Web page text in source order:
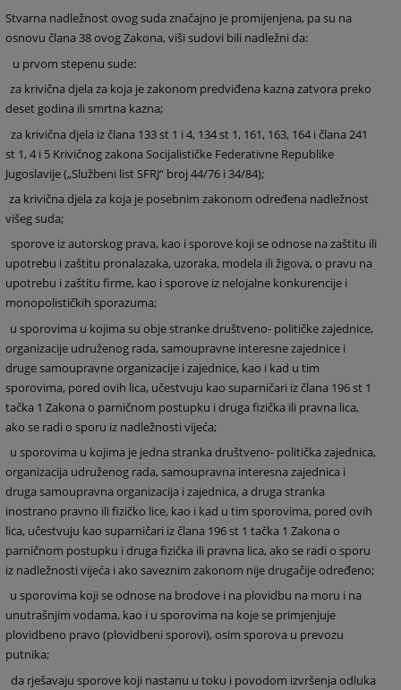
Stvarna nadležnost ovog suda značajno je promijenjena, pa su na
osnovu člana 38 ovog Zakona, viši sudovi bili nadležni da:
u prvom stepenu sude:
za krivična djela za koja je zakonom predviđena kazna zatvora preko
deset godina ili smrtna kazna;
za krivična djela iz člana 133 st 1 i 4, 134 st 1, 161, 163, 164 i člana 241
st 1, 4 i 5 Krivičnog zakona Socijalističke Federativne Republike
Jugoslavije („Službeni list SFRJ“ broj 44/76 i 34/84);
za krivična djela za koja je posebnim zakonom određena nadležnost
višeg suda;
sporove iz autorskog prava, kao i sporove koji se odnose na zaštitu ili
upotrebu i zaštitu pronalazaka, uzoraka, modela ili žigova, o pravu na
upotrebu i zaštitu firme, kao i sporove iz nelojalne konkurencije i
monopolističkih sporazuma;
u sporovima u kojima su obje stranke društveno- političke zajednice,
organizacije udruženog rada, samoupravne interesne zajednice i
druge samoupravne organizacije i zajednice, kao i kad u tim
sporovima, pored ovih lica, učestvuju kao suparničari iz člana 196 st 1
tačka 1 Zakona o parničnom postupku i druga fizička ili pravna lica,
ako se radi o sporu iz nadležnosti vijeća;
u sporovima u kojima je jedna stranka društveno- politička zajednica,
organizacija udruženog rada, samoupravna interesna zajednica i
druga samoupravna organizacija i zajednica, a druga stranka
inostrano pravno ili fizičko lice, kao i kad u tim sporovima, pored ovih
lica, učestvuju kao suparničari iz člana 196 st 1 tačka 1 Zakona o
parničnom postupku i druga fizička ili pravna lica, ako se radi o sporu
iz nadležnosti vijeća i ako saveznim zakonom nije drugačije određeno;
u sporovima koji se odnose na brodove i na plovidbu na moru i na
unutrašnjim vodama, kao i u sporovima na koje se primjenjuje
plovidbeno pravo (plovidbeni sporovi), osim sporova u prevozu
putnika;
da rješavaju sporove koji nastanu u toku i povodom izvršenja odluka